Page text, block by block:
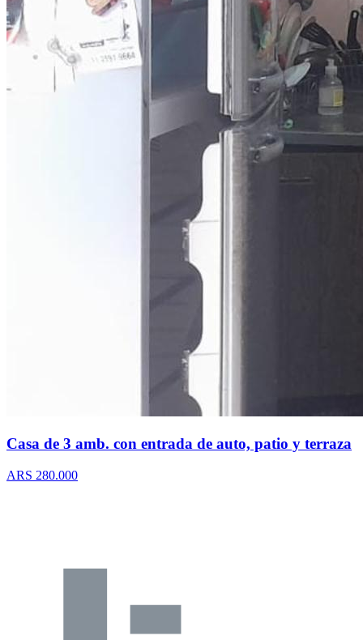
Casa de 3 amb. con entrada de auto, patio y terraza
ARS 280.000